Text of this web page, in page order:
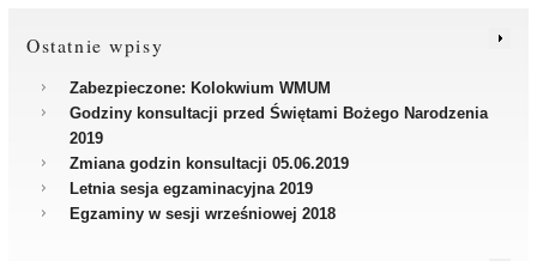
Ostatnie wpisy
Zabezpieczone: Kolokwium WMUM
Godziny konsultacji przed Świętami Bożego Narodzenia
2019
Zmiana godzin konsultacji 05.06.2019
Letnia sesja egzaminacyjna 2019
Egzaminy w sesji wrześniowej 2018